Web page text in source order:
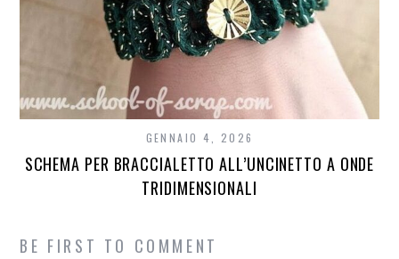
GENNAIO 4, 2026
SCHEMA PER BRACCIALETTO ALL’UNCINETTO A ONDE
TRIDIMENSIONALI
BE FIRST TO COMMENT